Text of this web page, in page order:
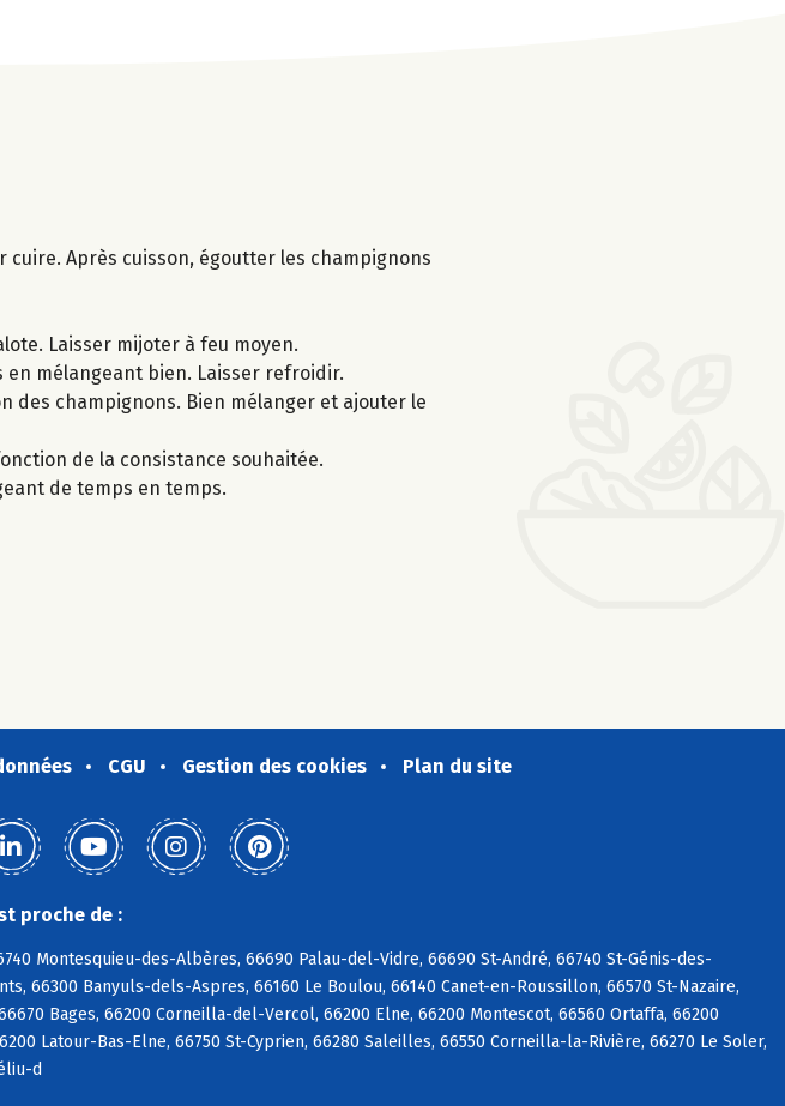
cuire. Après cuisson, égoutter les champignons
Laisser mijoter à feu moyen.
mélangeant bien. Laisser refroidir.
des champignons. Bien mélanger et ajouter le
de la consistance souhaitée.
de temps en temps.
CGU Gestion des cookies Plan du site
proche de :
Montesquieu-des-Albères, 66690 Palau-del-Vidre, 66690 St-André, 66740 St-Génis-des-
66300 Banyuls-dels-Aspres, 66160 Le Boulou, 66140 Canet-en-Roussillon, 66570 St-Nazaire,
Bages, 66200 Corneilla-del-Vercol, 66200 Elne, 66200 Montescot, 66560 Ortaffa, 66200
Latour-Bas-Elne, 66750 St-Cyprien, 66280 Saleilles, 66550 Corneilla-la-Rivière, 66270 Le Soler,
d